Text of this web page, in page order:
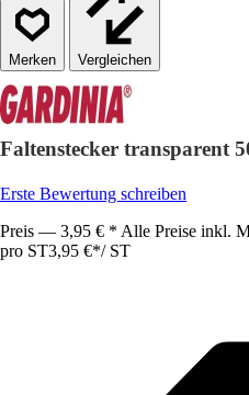
Vergleichen
Faltenstecker transparent
Erste Bewertung schreiben
Preis — 3,95 € * Alle Preise inkl.
pro ST3,95 €*/ ST